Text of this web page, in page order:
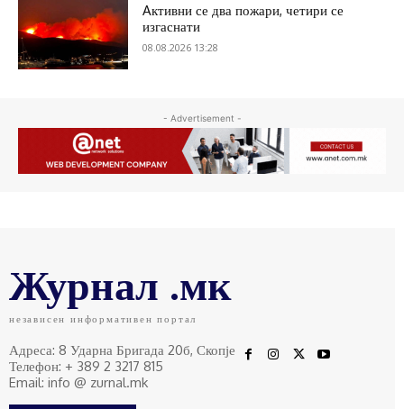
Aктивни се два пожари, четири се
изгаснати
08.08.2026 13:28
- Advertisement -
Журнал .мк
независен информативен портал
Адреса: 8 Ударна Бригада 20б, Скопје
Телефон: + 389 2 3217 815
Email: info @ zurnal.mk